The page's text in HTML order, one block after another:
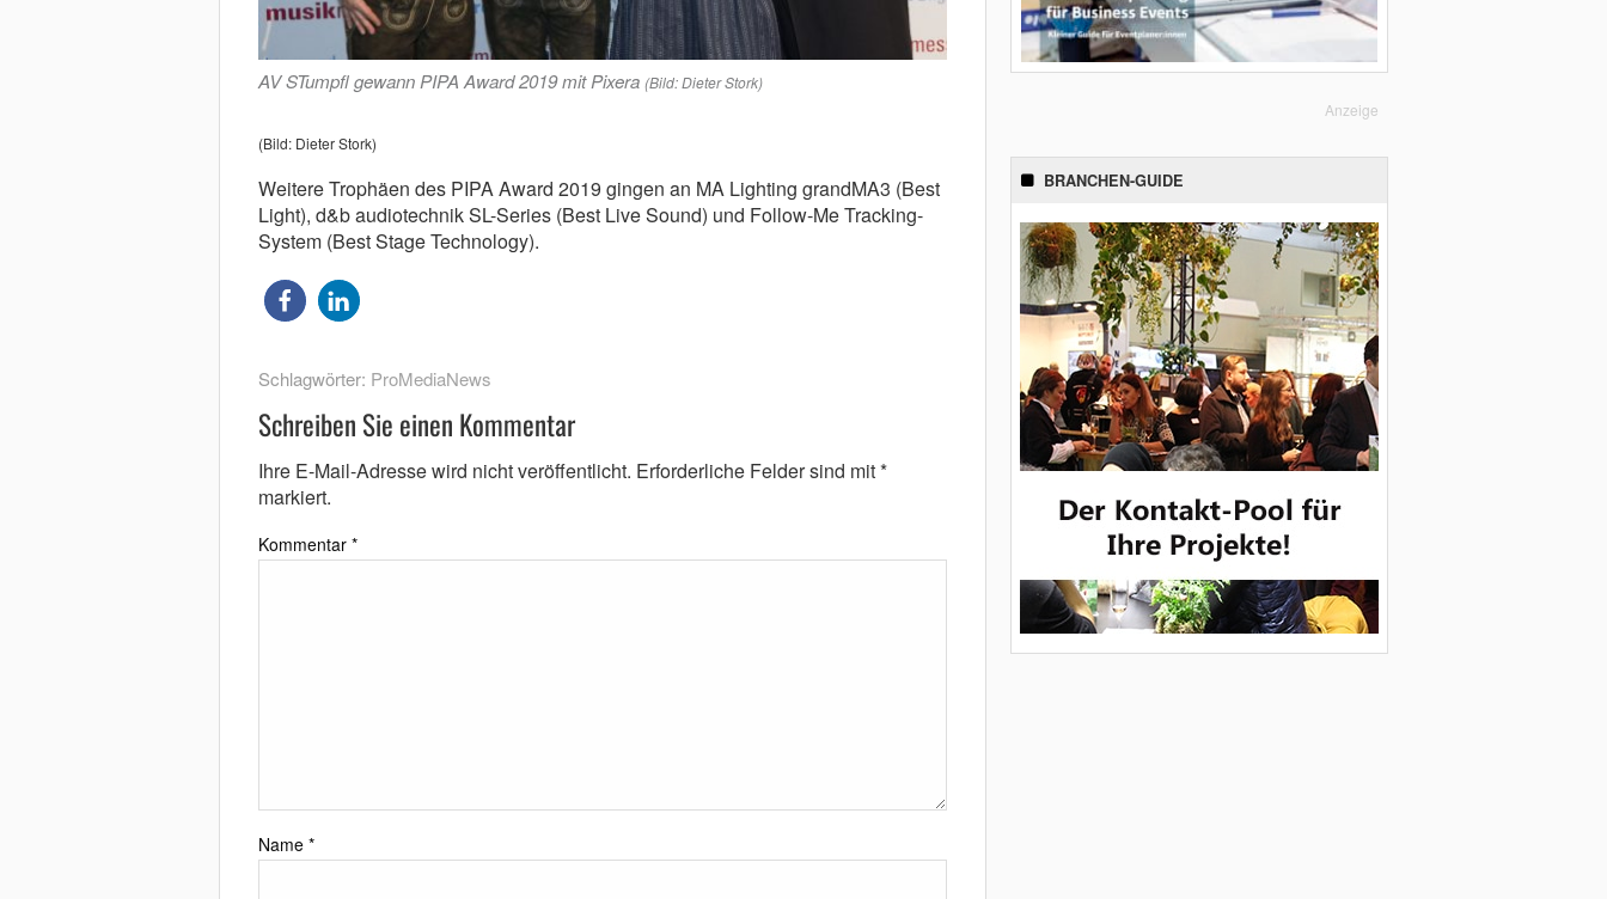
AV STumpfl gewann PIPA Award 2019 mit Pixera (Bild: Dieter Stork)
(Bild: Dieter Stork)
Weitere Trophäen des PIPA Award 2019 gingen an MA Lighting grandMA3 (Best
Light), d&b audiotechnik SL-Series (Best Live Sound) und Follow-Me Tracking-
System (Best Stage Technology).
Schlagwörter: ProMediaNews
Schreiben Sie einen Kommentar
Ihre E-Mail-Adresse wird nicht veröffentlicht. Erforderliche Felder sind mit*
markiert.
Kommentar *
Name *
Anzeige
BRANCHEN-GUIDE